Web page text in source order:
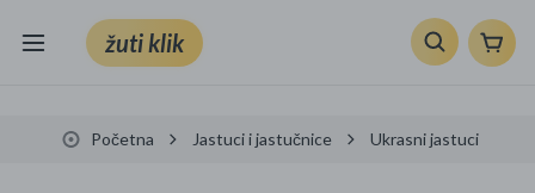
žuti klik
Početna Jastuci i jastučnice Ukrasni jastuci